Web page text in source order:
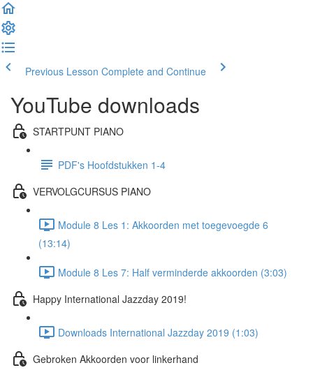
Previous Lesson Complete and Continue
YouTube downloads
STARTPUNT PIANO
PDF's Hoofdstukken 1-4
VERVOLGCURSUS PIANO
Module 8 Les 1: Akkoorden met toegevoegde 6
(13:14)
Module 8 Les 7: Half verminderde akkoorden (3:03)
Happy International Jazzday 2019!
Downloads International Jazzday 2019 (1:03)
Gebroken Akkoorden voor linkerhand